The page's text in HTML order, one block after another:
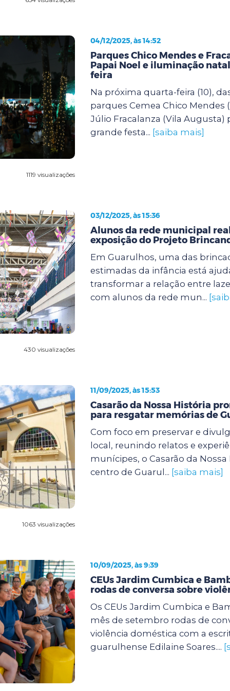
1119 visualizações
04/12/2025, às 14:52
Parques Chico Mendes e
Papai Noel e iluminação
feira
Na próxima quarta-feira (10),
parques Cemea Chico Mendes
Júlio Fracalanza (Vila
grande festa... [saiba mais]
430 visualizações
03/12/2025, às 15:36
Alunos da rede municipal
exposição do Projeto
Em Guarulhos, uma das
estimadas da infância está
transformar a relação entre
com alunos da rede mun...
1063 visualizações
11/09/2025, às 15:53
Casarão da Nossa História
para resgatar memórias de
Com foco em preservar e
local, reunindo relatos e
munícipes, o Casarão da
centro de Guarul... [saiba mais]
10/09/2025, às 9:39
CEUs Jardim Cumbica e
rodas de conversa sobre
Os CEUs Jardim Cumbica e
mês de setembro rodas de
violência doméstica com a
guarulhense Edilaine Soares....